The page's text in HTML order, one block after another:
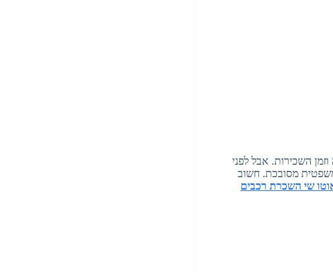
השכירות. אבל לפני
מסובכת. חשוב
שי השכרת רכבים